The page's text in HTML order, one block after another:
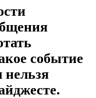
событие
нельзя